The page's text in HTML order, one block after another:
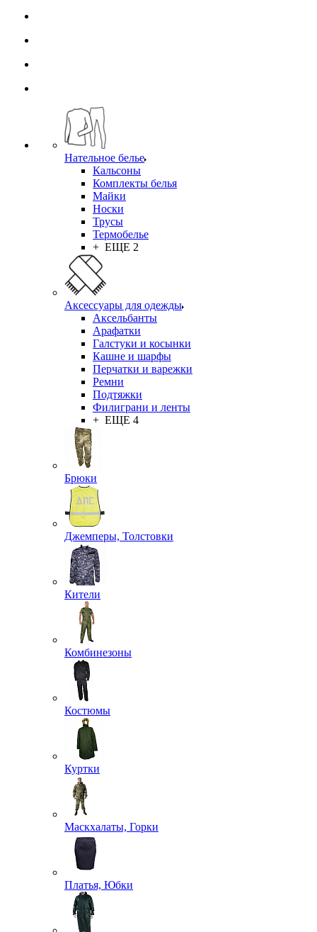
Нательное белье
Кальсоны
Комплекты белья
Майки
Носки
Трусы
Термобелье
+ ЕЩЕ 2
Аксессуары для одежды
Аксельбанты
Арафатки
Галстуки и косынки
Кашне и шарфы
Перчатки и варежки
Ремни
Подтяжки
Филиграни и ленты
+ ЕЩЕ 4
Брюки
Джемперы, Толстовки
Кители
Комбинезоны
Костюмы
Куртки
Маскхалаты, Горки
Платья, Юбки